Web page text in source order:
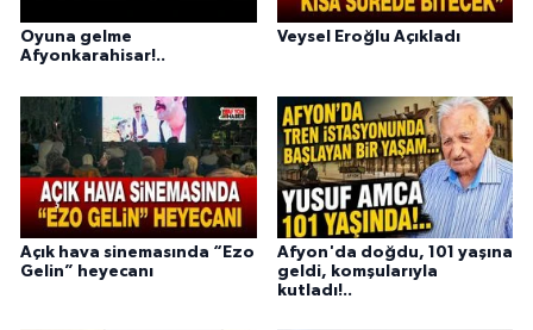
Oyuna gelme
Afyonkarahisar!..
Veysel Eroğlu Açıkladı
Açık hava sinemasında “Ezo
Gelin” heyecanı
Afyon'da doğdu, 101 yaşına
geldi, komşularıyla
kutladı!..